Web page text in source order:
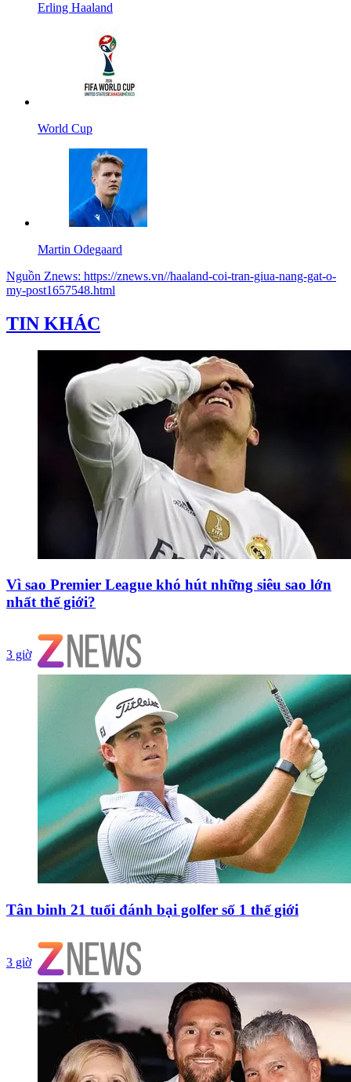
Erling Haaland
World Cup
Martin Odegaard
Nguồn Znews: https://znews.vn//haaland-coi-tran-giua-nang-gat-o-
my-post1657548.html
TIN KHÁC
Vì sao Premier League khó hút những siêu sao lớn
nhất thế giới?
3 giờ
Tân binh 21 tuổi đánh bại golfer số 1 thế giới
3 giờ